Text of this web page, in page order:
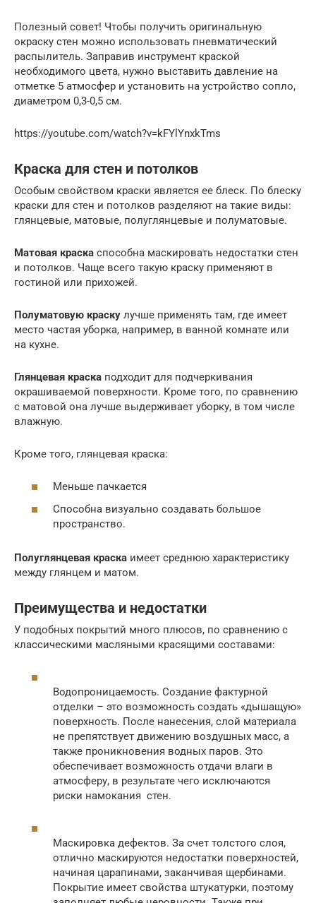
Полезный совет! Чтобы получить оригинальную
окраску стен можно использовать пневматический
распылитель. Заправив инструмент краской
необходимого цвета, нужно выставить давление на
отметке 5 атмосфер и установить на устройство сопло,
диаметром 0,3-0,5 см.
https://youtube.com/watch?v=kFYlYnxkTms
Краска для стен и потолков
Особым свойством краски является ее блеск. По блеску
краски для стен и потолков разделяют на такие виды:
глянцевые, матовые, полуглянцевые и полуматовые.
Матовая краска способна маскировать недостатки стен
и потолков. Чаще всего такую краску применяют в
гостиной или прихожей.
Полуматовую краску лучше применять там, где имеет
место частая уборка, например, в ванной комнате или
на кухне.
Глянцевая краска подходит для подчеркивания
окрашиваемой поверхности. Кроме того, по сравнению
с матовой она лучше выдерживает уборку, в том числе
влажную.
Кроме того, глянцевая краска:
Меньше пачкается
Способна визуально создавать большое
пространство.
Полуглянцевая краска имеет среднюю характеристику
между глянцем и матом.
Преимущества и недостатки
У подобных покрытий много плюсов, по сравнению с
классическими масляными красящими составами:
Водопроницаемость. Создание фактурной
отделки – это возможность создать «дышащую»
поверхность. После нанесения, слой материала
не препятствует движению воздушных масс, а
также проникновения водных паров. Это
обеспечивает возможность отдачи влаги в
атмосферу, в результате чего исключаются
риски намокания стен.
Маскировка дефектов. За счет толстого слоя,
отлично маскируются недостатки поверхностей,
начиная царапинами, заканчивая щербинами.
Покрытие имеет свойства штукатурки, поэтому